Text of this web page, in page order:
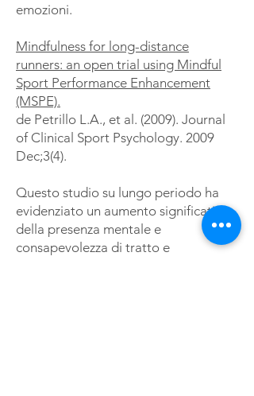
emozioni.
Mindfulness for long-distance
runners: an open trial using Mindful
Sport Performance Enhancement
(MSPE).
de Petrillo L.A., et al. (2009). Journal
of Clinical Sport Psychology. 2009
Dec;3(4).
Questo studio su lungo periodo ha
evidenziato un aumento significativo
della presenza mentale e
consapevolezza di tratto e